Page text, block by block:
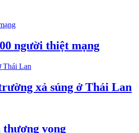
người thiệt mạng
xả súng ở Thái Lan
vong